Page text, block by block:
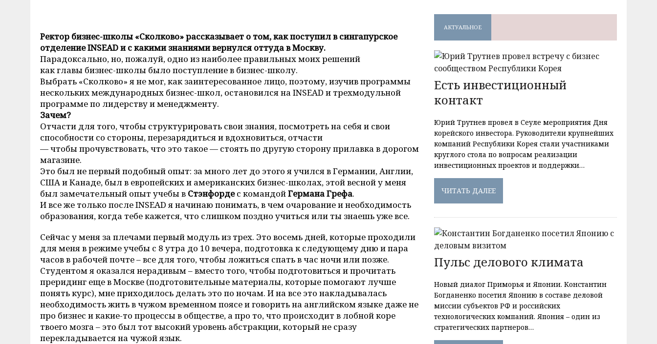
Ректор бизнес-школы «Сколково» рассказывает о том, как поступил в сингапурское
отделение INSEAD и с какими знаниями вернулся оттуда в Москву.
Парадоксально, но, пожалуй, одно из наиболее правильных моих решений
как главы бизнес-школы было поступление в бизнес-школу.
Выбрать «Сколково» я не мог, как заинтересованное лицо, поэтому, изучив программы
нескольких международных бизнес-школ, остановился на INSEAD и трехмодульной
программе по лидерству и менеджменту.
Зачем?
Отчасти для того, чтобы структурировать свои знания, посмотреть на себя и свои
способности со стороны, перезарядиться и вдохновиться, отчасти
— чтобы прочувствовать, что это такое — стоять по другую сторону прилавка в дорогом
магазине.
Это был не первый подобный опыт: за много лет до этого я учился в Германии, Англии,
США и Канаде, был в европейских и американских бизнес-школах, этой весной у меня
был замечательный опыт учебы в Стэнфордес командойГермана Грефа.
И все же только после INSEAD я начинаю понимать, в чем очарование и необходимость
образования, когда тебе кажется, что слишком поздно учиться или ты знаешь уже все.
Сейчас у меня за плечами первый модуль из трех. Это восемь дней, которые проходили
для меня в режиме учебы с 8 утра до 10 вечера, подготовка к следующему дню и пара
часов в рабочей почте – все для того, чтобы ложиться спать в час ночи или позже.
Студентом я оказался нерадивым – вместо того, чтобы подготовиться и прочитать
преридинг еще в Москве (подготовительные материалы, которые помогают лучше
понять курс), мне приходилось делать это по ночам. И на все это накладывалась
необходимость жить в чужом временном поясе и говорить на английском языке даже не
про бизнес и какие-то процессы в обществе, а про то, что происходит в лобной коре
твоего мозга – это был тот высокий уровень абстракции, который не сразу
перекладывается на чужой язык.
АКТУАЛЬНОЕ
Есть инвестиционный
контакт
Юрий Трутнев провел в Сеуле мероприятия Дня
корейского инвестора. Руководители крупнейших
компаний Республики Корея стали участниками
круглого стола по вопросам реализации
инвестиционных проектов и поддержки…
ЧИТАТЬ ДАЛЕЕ
Пульс делового климата
Новый диалог Приморья и Японии. Константин
Богданенко посетил Японию в составе деловой
миссии субъектов РФ и российских
технологических компаний. Япония – один из
стратегических партнеров…